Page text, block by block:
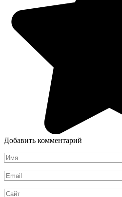
Добавить комментарий
Имя
*
Email
*
Сайт